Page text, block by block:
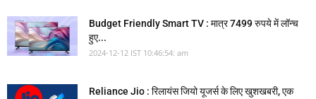
Budget Friendly Smart TV : मात्र 7499 रुपये में लॉन्च
हुए...
2024-12-12 IST 10:46:54: am
Reliance Jio : रिलायंस जियो यूजर्स के लिए खुशखबरी, एक